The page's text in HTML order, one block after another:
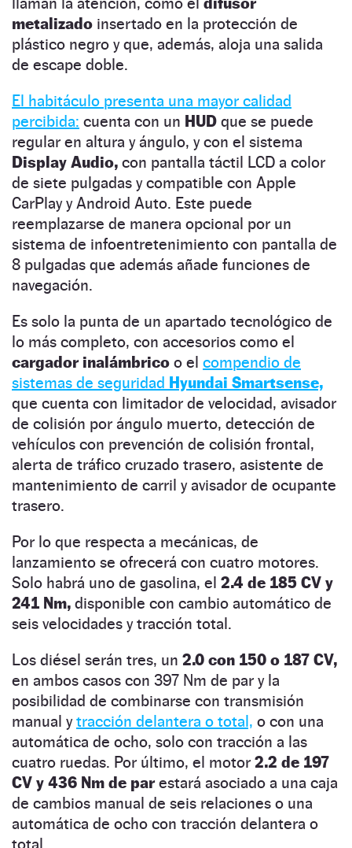
metalizado insertado en la protección de
plástico negro y que, además, aloja una salida
de escape doble.
El habitáculo presenta una mayor calidad
percibida: cuenta con un HUD que se puede
regular en altura y ángulo, y con el sistema
Display Audio, con pantalla táctil LCD a color
de siete pulgadas y compatible con Apple
CarPlay y Android Auto. Este puede
reemplazarse de manera opcional por un
sistema de infoentretenimiento con pantalla de
8 pulgadas que además añade funciones de
navegación.
Es solo la punta de un apartado tecnológico de
lo más completo, con accesorios como el
cargador inalámbrico o el compendio de
sistemas de seguridad Hyundai Smartsense,
que cuenta con limitador de velocidad, avisador
de colisión por ángulo muerto, detección de
vehículos con prevención de colisión frontal,
alerta de tráfico cruzado trasero, asistente de
mantenimiento de carril y avisador de ocupante
trasero.
Por lo que respecta a mecánicas, de
lanzamiento se ofrecerá con cuatro motores.
Solo habrá uno de gasolina, el 2.4 de 185 CV y
241 Nm, disponible con cambio automático de
seis velocidades y tracción total.
Los diésel serán tres, un 2.0 con 150 o 187 CV,
en ambos casos con 397 Nm de par y la
posibilidad de combinarse con transmisión
manual ytracción delantera o total, o con una
automática de ocho, solo con tracción a las
cuatro ruedas. Por último, el motor 2.2 de 197
CV y 436 Nm de parestará asociado a una caja
de cambios manual de seis relaciones o una
automática de ocho con tracción delantera o
total.